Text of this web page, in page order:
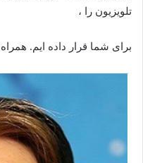
تلویزیون را ،
برای شما قرار داده ایم.